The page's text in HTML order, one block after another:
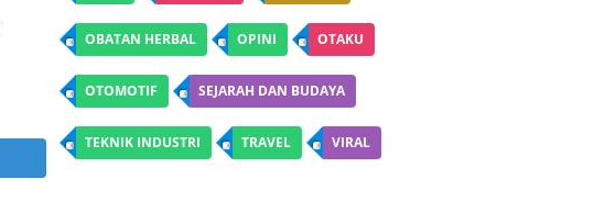
OBATAN HERBAL OPINI OTAKU
OTOMOTIF SEJARAH DAN BUDAYA
TEKNIK INDUSTRI TRAVEL VIRAL